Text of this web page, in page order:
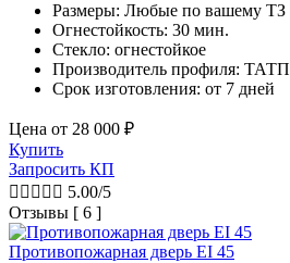
Размеры: Любые по вашему ТЗ
Огнестойкость: 30 мин.
Стекло: огнестойкое
Производитель профиля:
Срок изготовления: от 7 дней
Цена от 28 000 ₽
Купить
Запросить КП
     5.00/5
Отзывы [ 6 ]
Противопожарная дверь EI 45